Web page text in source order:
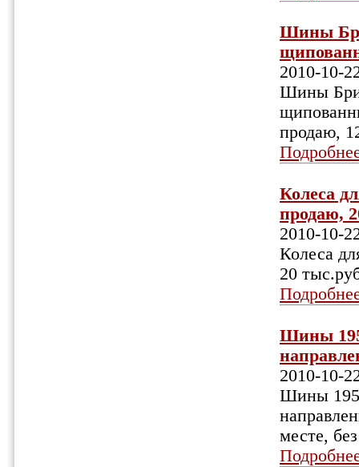
Шины
2010-10-
Шины
продаю,
Колеса
продаю,
2010-10-
Колеса
20
Шины
2010-10-
Шины
месте,